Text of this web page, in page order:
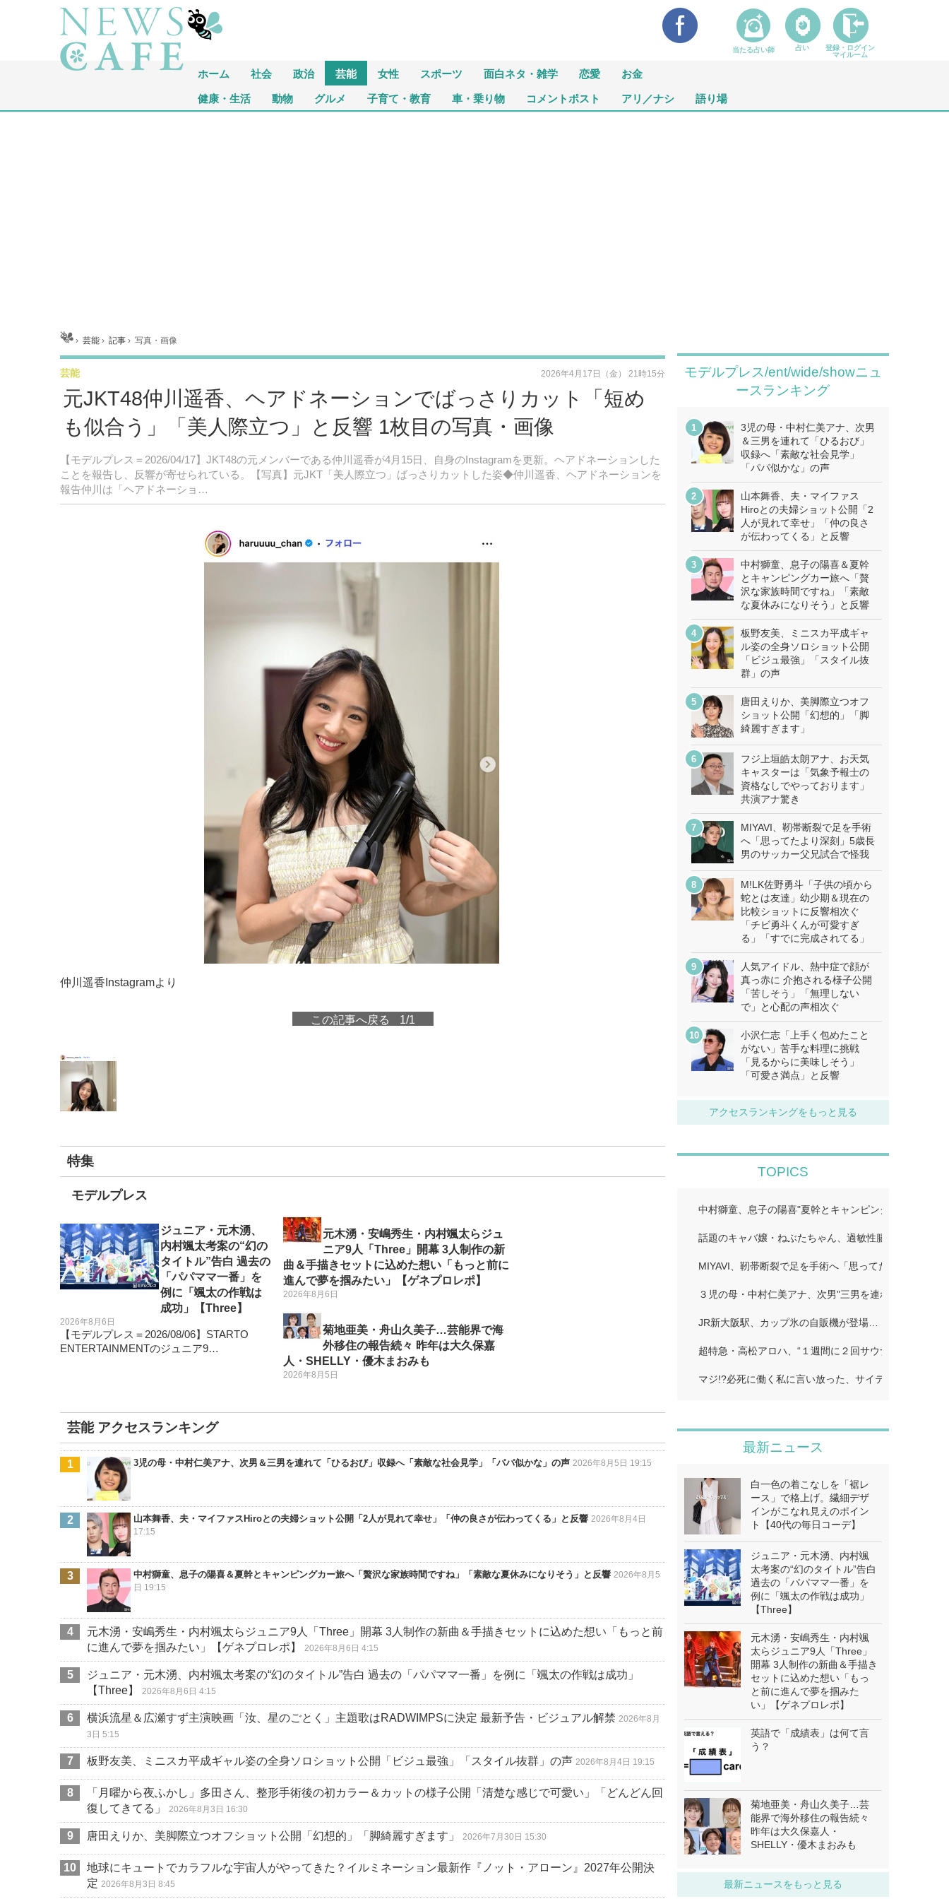
ホーム 社会 政治 芸能 女性 スポーツ 面白ネタ・雑学 恋愛 お金
健康・生活 動物 グルメ 子育て・教育 車・乗り物 コメントポスト アリ／ナシ 語り場
ホーム ›芸能 ›記事 ›写真・画像
元JKT48仲川遥香、ヘアドネーションでばっさりカット「短め
も似合う」「美人際立つ」と反響 1枚目の写真・画像
【モデルプレス＝2026/04/17】JKT48の元メンバーである仲川遥香が4月15日、自身のInstagramを更新。ヘアドネーションした
ことを報告し、反響が寄せられている。【写真】元JKT「美人際立つ」ばっさりカットした姿◆仲川遥香、ヘアドネーションを
報告仲川は「ヘアドネーショ…
芸能 2026年4月17日（金） 21時15分
仲川遥香Instagramより
この記事へ戻る 1/1
特集
モデルプレス
ジュニア・元木湧、
内村颯太考案の“幻の
タイトル”告白 過去の
「パパママ一番」を
例に「颯太の作戦は
成功」【Three】
2026年8月6日
【モデルプレス＝2026/08/06】STARTO
ENTERTAINMENTのジュニア9…
元木湧・安嶋秀生・内村颯太らジュ
ニア9人「Three」開幕 3人制作の新
曲＆手描きセットに込めた想い「もっと前に
進んで夢を掴みたい」【ゲネプロレポ】
2026年8月6日
菊地亜美・舟山久美子…芸能界で海
外移住の報告続々 昨年は大久保嘉
人・SHELLY・優木まおみも
2026年8月5日
芸能 アクセスランキング
3児の母・中村仁美アナ、次男＆三男を連れて「ひるおび」収録へ「素敵な社会見学」「パパ似かな」の声 2026年8月5日 19:15
山本舞香、夫・マイファスHiroとの夫婦ショット公開「2人が見れて幸せ」「仲の良さが伝わってくる」と反響 2026年8月4日
17:15
中村獅童、息子の陽喜＆夏幹とキャンピングカー旅へ「贅沢な家族時間ですね」「素敵な夏休みになりそう」と反響 2026年8月5
日 19:15
元木湧・安嶋秀生・内村颯太らジュニア9人「Three」開幕 3人制作の新曲＆手描きセットに込めた想い「もっと前
に進んで夢を掴みたい」【ゲネプロレポ】
2026年8月6日 4:15
ジュニア・元木湧、内村颯太考案の“幻のタイトル”告白 過去の「パパママ一番」を例に「颯太の作戦は成功」
【Three】
2026年8月6日 4:15
横浜流星＆広瀬すず主演映画「汝、星のごとく」主題歌はRADWIMPSに決定 最新予告・ビジュアル解禁 2026年8月
3日 5:15
板野友美、ミニスカ平成ギャル姿の全身ソロショット公開「ビジュ最強」「スタイル抜群」の声 2026年8月4日 19:15
「月曜から夜ふかし」多田さん、整形手術後の初カラー＆カットの様子公開「清楚な感じで可愛い」「どんどん回
復してきてる」
2026年8月3日 16:30
唐田えりか、美脚際立つオフショット公開「幻想的」「脚綺麗すぎます」 2026年7月30日 15:30
地球にキュートでカラフルな宇宙人がやってきた？イルミネーション最新作『ノット・アローン』2027年公開決
定 2026年8月3日 8:45
モデルプレス/ent/wide/showニュ
ースランキング
3児の母・中村仁美アナ、次男
＆三男を連れて「ひるおび」
収録へ「素敵な社会見学」
「パパ似かな」の声
山本舞香、夫・マイファス
Hiroとの夫婦ショット公開「2
人が見れて幸せ」「仲の良さ
が伝わってくる」と反響
中村獅童、息子の陽喜＆夏幹
とキャンピングカー旅へ「贅
沢な家族時間ですね」「素敵
な夏休みになりそう」と反響
板野友美、ミニスカ平成ギャ
ル姿の全身ソロショット公開
「ビジュ最強」「スタイル抜
群」の声
唐田えりか、美脚際立つオフ
ショット公開「幻想的」「脚
綺麗すぎます」
フジ上垣皓太朗アナ、お天気
キャスターは「気象予報士の
資格なしでやっております」
共演アナ驚き
MIYAVI、靭帯断裂で足を手術
へ「思ってたより深刻」5歳長
男のサッカー父兄試合で怪我
M!LK佐野勇斗「子供の頃から
蛇とは友達」幼少期＆現在の
比較ショットに反響相次ぐ
「チビ勇斗くんが可愛すぎ
る」「すでに完成されてる」
人気アイドル、熱中症で顔が
真っ赤に 介抱される様子公開
「苦しそう」「無理しない
で」と心配の声相次ぐ
小沢仁志「上手く包めたこと
がない」苦手な料理に挑戦
「見るからに美味しそう」
「可愛さ満点」と反響
アクセスランキングをもっと見る
TOPICS
中村獅童、息子の陽喜"夏幹とキャンピングカー旅へ「
話題のキャバ嬢・ねぶたちゃん、過敏性腸症候群に苦
MIYAVI、靭帯断裂で足を手術へ「思ってたより深刻」…
３児の母・中村仁美アナ、次男"三男を連れて「ひるお
JR新大阪駅、カップ氷の自販機が登場…
超特急・高松アロハ、“１週間に２回サウナで偶然遭遇
マジ!?必死に働く私に言い放った、サイテーすぎる夫
最新ニュース
白一色の着こなしを「裾レ
ース」で格上げ。繊細デザ
インがこなれ見えのポイン
ト【40代の毎日コーデ】
ジュニア・元木湧、内村颯
太考案の“幻のタイトル”告白
過去の「パパママ一番」を
例に「颯太の作戦は成功」
【Three】
元木湧・安嶋秀生・内村颯
太らジュニア9人「Three」
開幕 3人制作の新曲＆手描き
セットに込めた想い「もっ
と前に進んで夢を掴みた
い」【ゲネプロレポ】
英語で「成績表」は何て言
う？
菊地亜美・舟山久美子…芸
能界で海外移住の報告続々
昨年は大久保嘉人・
SHELLY・優木まおみも
最新ニュースをもっと見る
当たる占い師 占い
登録・ログイン
マイルーム